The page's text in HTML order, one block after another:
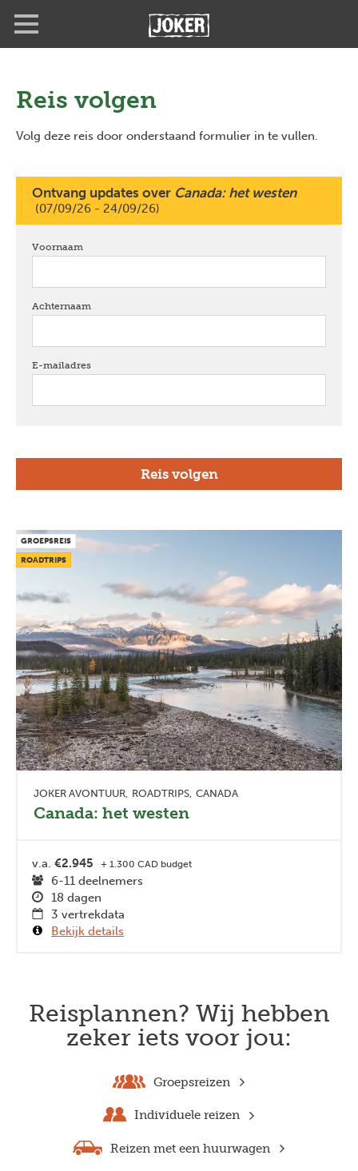
gaanReis volgen
Volg deze reis door onderstaand formulier in te vullen.
Ontvang updates over Canada: het westen
(07/09/26 - 24/09/26)
Voornaam
Achternaam
E-mailadres
GROEPSREIS
ROADTRIPS
JOKER AVONTUUR ROADTRIPS CANADA
Canada: het westen
v.a. €2.945 + 1.300 CAD budget
6-11 deelnemers
18 dagen
3 vertrekdata
Bekijk details
Reisplannen? Wij hebben
zeker iets voor jou:
Groepsreizen
Individuele reizen
Reizen met een huurwagen